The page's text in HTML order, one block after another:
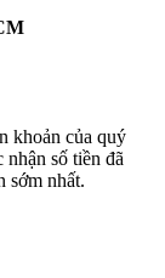
khoản của quý
nhận số tiền đã
sớm nhất.